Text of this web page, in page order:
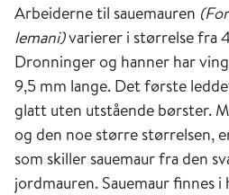
Arbeiderne til sauemauren (
lemani)varierer i størrelse fra
Dronninger og hanner har
9,5 mm lange. Det første
glatt uten utstående børster.
og den noe større størrelsen,
som skiller sauemaur fra den
jordmauren. Sauemaur finnes